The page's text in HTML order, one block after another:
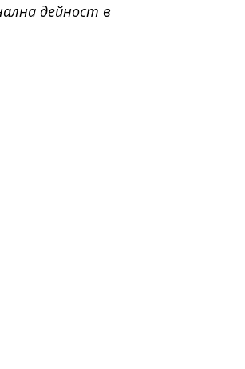
дейност в